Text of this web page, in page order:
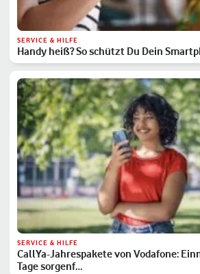
SERVICE & HILFE
Handy heiß? So schützt Du Dein
SERVICE & HILFE
CallYa-Jahrespakete von Vodafone:
Tage sorgenf…